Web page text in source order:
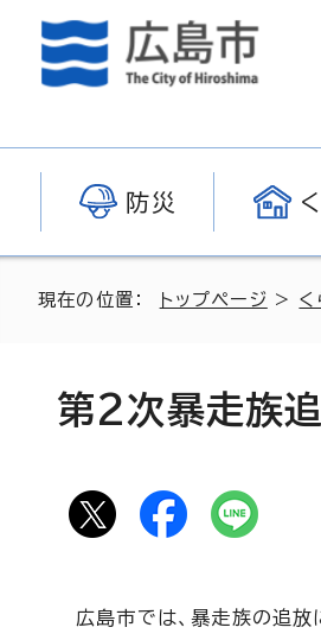
防災
現在の位置： トップページ > く
第2次暴走族
広島市では、暴走族の追